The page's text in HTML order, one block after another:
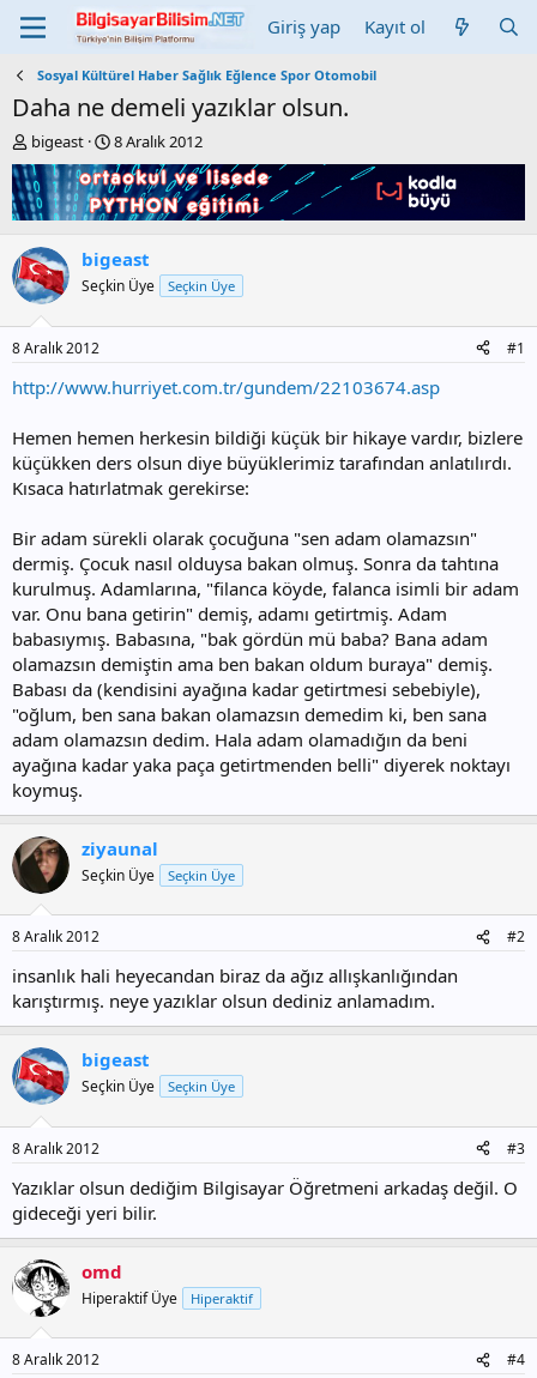
Giriş yap Kayıt ol
Sosyal Kültürel Haber Sağlık Eğlence Spor Otomobil
Daha ne demeli yazıklar olsun.
K
o
n
b
u
y
u
b
ş
l
a
t
n
bigeast
B
a
ş
l
a
g
ı
t
r
i
i
8 Aralık 2012
bigeast
Seçkin Üye Seçkin Üye
8 Aralık 2012 #1
http://www.hurriyet.com.tr/gundem/22103674.asp
Hemen hemen herkesin bildiği küçük bir hikaye vardır, bizlere
küçükken ders olsun diye büyüklerimiz tarafından anlatılırdı.
Kısaca hatırlatmak gerekirse:
Bir adam sürekli olarak çocuğuna "sen adam olamazsın"
dermiş. Çocuk nasıl olduysa bakan olmuş. Sonra da tahtına
kurulmuş. Adamlarına, "filanca köyde, falanca isimli bir adam
var. Onu bana getirin" demiş, adamı getirtmiş. Adam
babasıymış. Babasına, "bak gördün mü baba? Bana adam
olamazsın demiştin ama ben bakan oldum buraya" demiş.
Babası da (kendisini ayağına kadar getirtmesi sebebiyle),
"oğlum, ben sana bakan olamazsın demedim ki, ben sana
adam olamazsın dedim. Hala adam olamadığın da beni
ayağına kadar yaka paça getirtmenden belli" diyerek noktayı
koymuş.
ziyaunal
Seçkin Üye Seçkin Üye
8 Aralık 2012 #2
insanlık hali heyecandan biraz da ağız allışkanlığından
karıştırmış. neye yazıklar olsun dediniz anlamadım.
bigeast
Seçkin Üye Seçkin Üye
8 Aralık 2012 #3
Yazıklar olsun dediğim Bilgisayar Öğretmeni arkadaş değil. O
gideceği yeri bilir.
omd
Hiperaktif Üye Hiperaktif
8 Aralık 2012 #4